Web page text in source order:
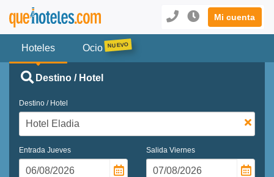
Mi cuenta
Hoteles Ocio
Destino / Hotel
Destino / Hotel
Entrada Jueves Salida Viernes